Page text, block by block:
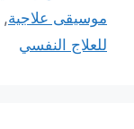
موسيقى علاجية,
للعلاج النفسي